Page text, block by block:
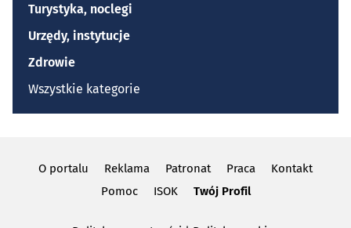
Turystyka, noclegi
Urzędy, instytucje
Zdrowie
Wszystkie kategorie
O portalu Reklama Patronat Praca
Kontakt
Pomoc
ISOK Twój Profil